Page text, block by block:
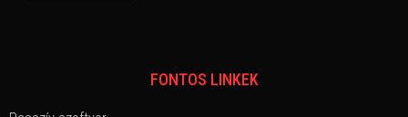
FONTOS LINKEK